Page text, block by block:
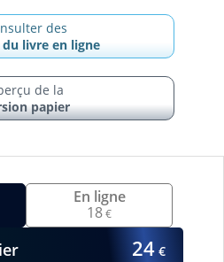
En ligne
18€
24 €
des
livre en ligne
de la
papier